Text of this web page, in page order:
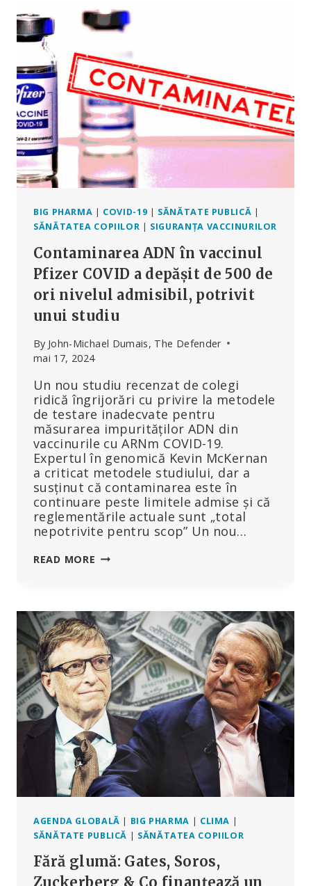
A
ANALIZA
PLANURILE
PENTRU
UN
„COMPLEX
INDUSTRIAL
PANDEMIC”
BIG PHARMA | COVID-19 | SĂNĂTATE PUBLICĂ |
SĂNĂTATEA COPIILOR | SIGURANȚA VACCINURILOR
Contaminarea ADN în vaccinul
Pfizer COVID a depășit de 500 de
ori nivelul admisibil, potrivit
unui studiu
By John-Michael Dumais, The Defender
mai 17, 2024
Un nou studiu recenzat de colegi
ridică îngrijorări cu privire la metodele
de testare inadecvate pentru
măsurarea impurităților ADN din
vaccinurile cu ARNm COVID-19.
Expertul în genomică Kevin McKernan
a criticat metodele studiului, dar a
susținut că contaminarea este în
continuare peste limitele admise și că
reglementările actuale sunt „total
nepotrivite pentru scop” Un nou…
READ MORE CONTAMINAREA
PFIZER
COVID
A
DEPĂȘIT
DE
500
DE
ORI
NIVELUL
ADMISIBIL,
POTRIVIT
UNUI
STUDIU
AGENDA GLOBALĂ | BIG PHARMA | CLIMA |
SĂNĂTATE PUBLICĂ | SĂNĂTATEA COPIILOR
Fără glumă: Gates, Soros,
Zuckerberg & Co finanțează un